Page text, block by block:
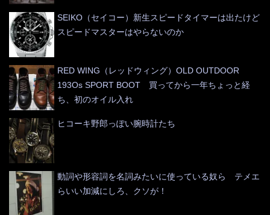
SEIKO（セイコー）新生スピードタイマーは出たけど
スピードマスターはやらないのか
RED WING（レッドウィング）OLD OUTDOOR
193Os SPORT BOOT 買ってから一年ちょっと経
ち、初のオイル入れ
ヒコーキ野郎っぽい腕時計たち
動詞や形容詞を名詞みたいに使っている奴ら テメエ
らいい加減にしろ、クソが！